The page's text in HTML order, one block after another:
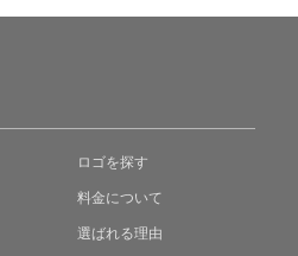
ロゴを探す
料金について
選ばれる理由